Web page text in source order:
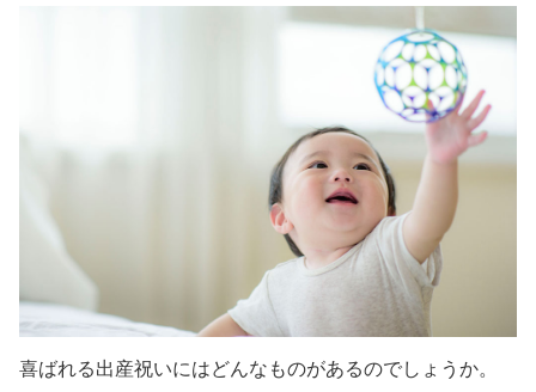
喜ばれる出産祝いにはどんなものがあるのでしょうか。